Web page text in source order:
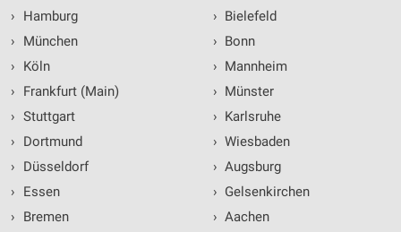
›
Hamburg
›
München
›
Köln
›
Frankfurt (Main)
› Stuttgart
›
Dortmund
›
Düsseldorf
›
Essen
›
Bremen
› Bielefeld
› Bonn
› Mannheim
› Münster
› Karlsruhe
› Wiesbaden
› Augsburg
› Gelsenkirchen
› Aachen